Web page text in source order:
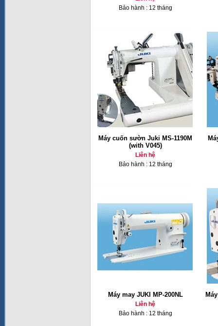
Bảo hành : 12 tháng
Máy cuốn sườn Juki MS-1190M
(with V045)
Liên hệ
Bảo hành : 12 tháng
Máy may JUKI MP-200NL
Liên hệ
Bảo hành : 12 tháng